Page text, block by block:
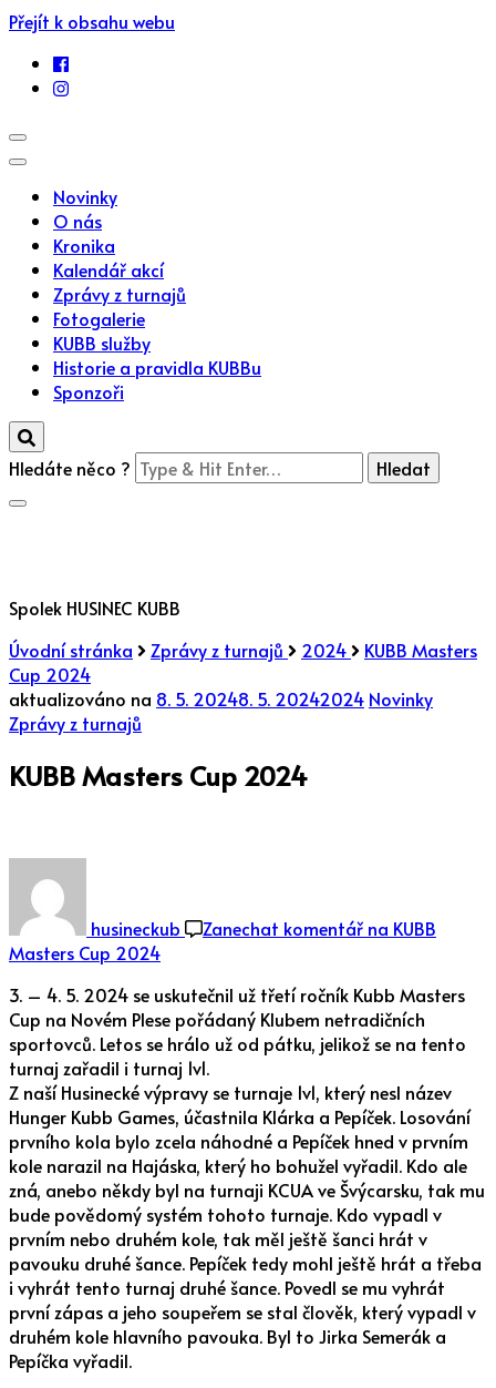
Přejít k obsahu webu
Novinky
O nás
Kronika
Kalendář akcí
Zprávy z turnajů
Fotogalerie
KUBB služby
Historie a pravidla KUBBu
Sponzoři
Hledáte něco ?
Spolek HUSINEC KUBB
Úvodní stránka
Zprávy z turnajů 2024
KUBB Masters
Cup 2024
aktualizováno na 8. 5. 20248. 5. 20242024 Novinky
Zprávy z turnajů
KUBB Masters Cup 2024
husineckub Zanechat komentář na KUBB
Masters Cup 2024
3. – 4. 5. 2024 se uskutečnil už třetí ročník Kubb Masters
Cup na Novém Plese pořádaný Klubem netradičních
sportovců. Letos se hrálo už od pátku, jelikož se na tento
turnaj zařadil i turnaj 1v1.
Z naší Husinecké výpravy se turnaje 1v1, který nesl název
Hunger Kubb Games, účastnila Klárka a Pepíček. Losování
prvního kola bylo zcela náhodné a Pepíček hned v prvním
kole narazil na Hajáska, který ho bohužel vyřadil. Kdo ale
zná, anebo někdy byl na turnaji KCUA ve Švýcarsku, tak mu
bude povědomý systém tohoto turnaje. Kdo vypadl v
prvním nebo druhém kole, tak měl ještě šanci hrát v
pavouku druhé šance. Pepíček tedy mohl ještě hrát a třeba
i vyhrát tento turnaj druhé šance. Povedl se mu vyhrát
první zápas a jeho soupeřem se stal člověk, který vypadl v
druhém kole hlavního pavouka. Byl to Jirka Semerák a
Pepíčka vyřadil.